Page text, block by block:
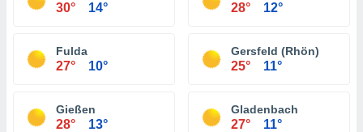
30° 14° 28° 12°
Fulda
27° 10°
Gersfeld (Rhön)
25° 11°
Gießen
28° 13°
Gladenbach
27° 11°